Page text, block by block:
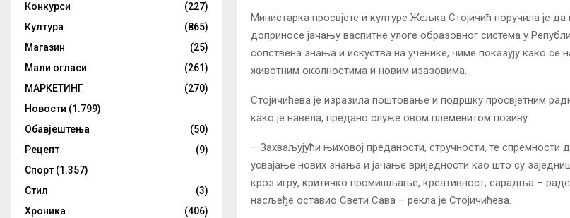
Министарка просвјете и културе Жељка Стојичић поручила је да
доприносе јачању васпитне улоге образовног система у
сопствена знања и искуства на ученике, чиме показују како се
животним околностима и новим изазовима.
Стојичићева је изразила поштовање и подршку просвјетним
како је навела, предано служе овом племенитом позиву.
– Захваљујући њиховој преданости, стручности, те спремности
усвајање нових знања и јачање вриједности као што су
кроз игру, критичко промишљање, креативност, сарадња – раде
насљеђе оставио Свети Сава – рекла је Стојичићева.
Конкурси
(227)
Култура
(865)
Магазин
(25)
Мали огласи
(261)
МАРКЕТИНГ
(270)
Новости (1.799)
Обавјештења
(50)
Рецепт
(9)
Спорт (1.357)
Стил
(3)
Хроника
(406)